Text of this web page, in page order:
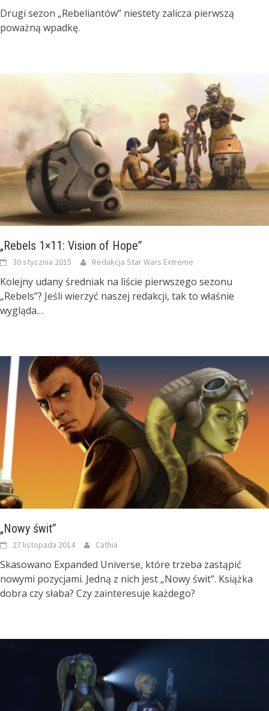
Drugi sezon „Rebeliantów” niestety zalicza pierwszą
poważną wpadkę.
„Rebels 1×11: Vision of Hope”
30 stycznia 2015 Redakcja Star Wars Extreme
Kolejny udany średniak na liście pierwszego sezonu
„Rebels”? Jeśli wierzyć naszej redakcji, tak to właśnie
wygląda…
„Nowy świt”
27 listopada 2014 Cathia
Skasowano Expanded Universe, które trzeba zastąpić
nowymi pozycjami. Jedną z nich jest „Nowy świt”. Książka
dobra czy słaba? Czy zainteresuje każdego?